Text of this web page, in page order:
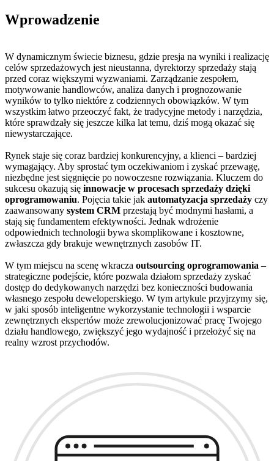
Wprowadzenie
W dynamicznym świecie biznesu, gdzie presja na wyniki i realizację
celów sprzedażowych jest nieustanna, dyrektorzy sprzedaży stają
przed coraz większymi wyzwaniami. Zarządzanie zespołem,
motywowanie handlowców, analiza danych i prognozowanie
wyników to tylko niektóre z codziennych obowiązków. W tym
wszystkim łatwo przeoczyć fakt, że tradycyjne metody i narzędzia,
które sprawdzały się jeszcze kilka lat temu, dziś mogą okazać się
niewystarczające.
Rynek staje się coraz bardziej konkurencyjny, a klienci – bardziej
wymagający. Aby sprostać tym oczekiwaniom i zyskać przewagę,
niezbędne jest sięgnięcie po nowoczesne rozwiązania. Kluczem do
sukcesu okazują się innowacje w procesach sprzedaży dzięki
oprogramowaniu. Pojęcia takie jak automatyzacja sprzedaży czy
zaawansowany system CRM przestają być modnymi hasłami, a
stają się fundamentem efektywności. Jednak wdrożenie
odpowiednich technologii bywa skomplikowane i kosztowne,
zwłaszcza gdy brakuje wewnętrznych zasobów IT.
W tym miejscu na scenę wkracza outsourcing oprogramowania –
strategiczne podejście, które pozwala działom sprzedaży zyskać
dostęp do dedykowanych narzędzi bez konieczności budowania
własnego zespołu deweloperskiego. W tym artykule przyjrzymy się,
w jaki sposób inteligentne wykorzystanie technologii i wsparcie
zewnętrznych ekspertów może zrewolucjonizować pracę Twojego
działu handlowego, zwiększyć jego wydajność i przełożyć się na
realny wzrost przychodów.